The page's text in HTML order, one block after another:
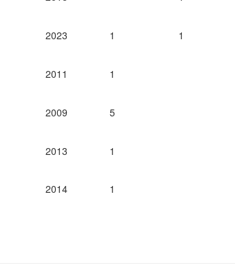
2023 1 1
2011 1
2009 5
2013 1
2014 1